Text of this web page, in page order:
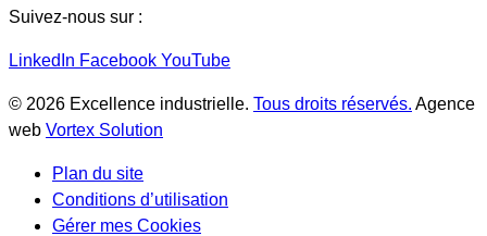
Suivez-nous sur :
LinkedIn Facebook YouTube
© 2026 Excellence industrielle. Tous droits réservés. Agence
web Vortex Solution
Plan du site
Conditions d’utilisation
Gérer mes Cookies